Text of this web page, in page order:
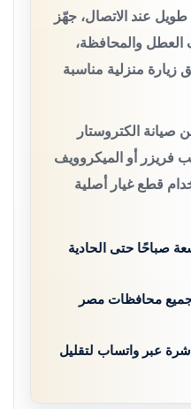
عند الاتصال، جهّز
العطل والمحافظة،
منزلية مناسبة
صيانة الكتروستار
فريزر أو الميكروويف
قطع غيار أصلية
صباحًا حتى الحادية
جميع محافظات مصر
عبر واتساب لتقليل